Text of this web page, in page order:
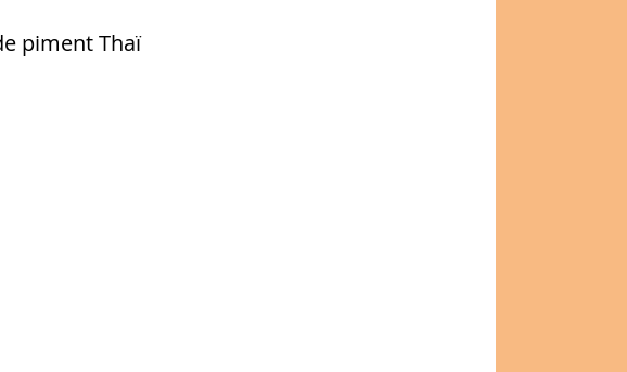
piment Thaï